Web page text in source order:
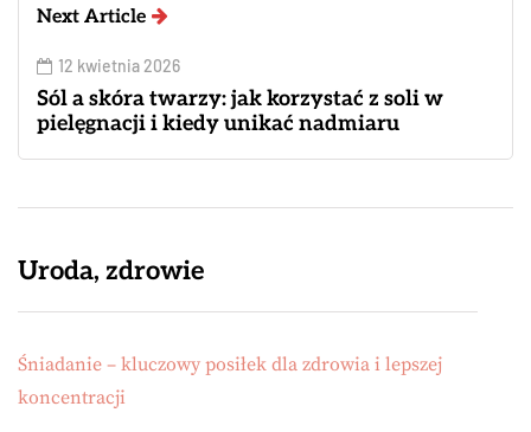
Next Article
12 kwietnia 2026
Sól a skóra twarzy: jak korzystać z soli w
pielęgnacji i kiedy unikać nadmiaru
Uroda, zdrowie
Śniadanie – kluczowy posiłek dla zdrowia i lepszej
koncentracji